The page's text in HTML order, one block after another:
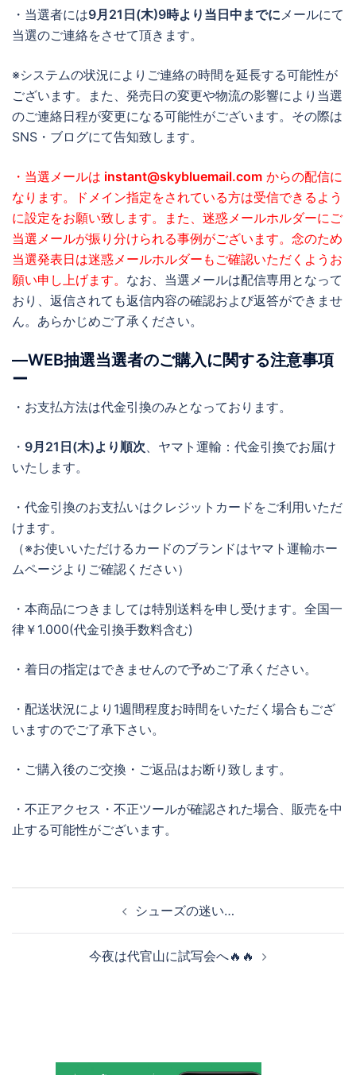
・当選者には9月21日(木)9時より当日中までにメールにて
当選のご連絡をさせて頂きます。
※システムの状況によりご連絡の時間を延長する可能性が
ございます。また、発売日の変更や物流の影響により当選
のご連絡日程が変更になる可能性がございます。その際は
SNS・ブログにて告知致します。
・当選メールは instant@skybluemail.com からの配信に
なります。ドメイン指定をされている方は受信できるよう
に設定をお願い致します。また、迷惑メールホルダーにご
当選メールが振り分けられる事例がございます。念のため
当選発表日は迷惑メールホルダーもご確認いただくようお
願い申し上げます。 なお、当選メールは配信専用となって
おり、返信されても返信内容の確認および返答ができませ
ん。あらかじめご了承ください。
―WEB抽選当選者のご購入に関する注意事項
ー
・お支払方法は代金引換のみとなっております。
・ 9月21日(木)より順次、ヤマト運輸：代金引換でお届け
いたします。
・代金引換のお支払いはクレジットカードをご利用いただ
けます。
（※お使いいただけるカードのブランドはヤマト運輸ホー
ムページよりご確認ください）
・本商品につきましては特別送料を申し受けます。全国一
律￥1.000(代金引換手数料含む)
・着日の指定はできませんので予めご了承ください。
・配送状況により1週間程度お時間をいただく場合もござ
いますのでご了承下さい。
・ご購入後のご交換・ご返品はお断り致します。
・不正アクセス・不正ツールが確認された場合、販売を中
止する可能性がございます。
シューズの迷い…
今夜は代官山に試写会へ🔥🔥